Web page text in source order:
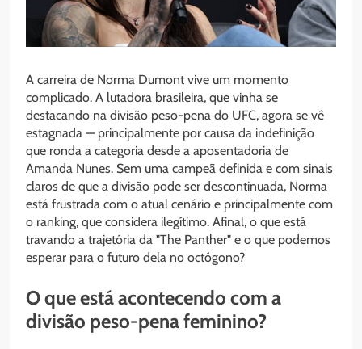
A carreira de Norma Dumont vive um momento
complicado. A lutadora brasileira, que vinha se
destacando na divisão peso-pena do UFC, agora se vê
estagnada — principalmente por causa da indefinição
que ronda a categoria desde a aposentadoria de
Amanda Nunes. Sem uma campeã definida e com sinais
claros de que a divisão pode ser descontinuada, Norma
está frustrada com o atual cenário e principalmente com
o ranking, que considera ilegítimo. Afinal, o que está
travando a trajetória da "The Panther" e o que podemos
esperar para o futuro dela no octógono?
O que está acontecendo com a
divisão peso-pena feminino?